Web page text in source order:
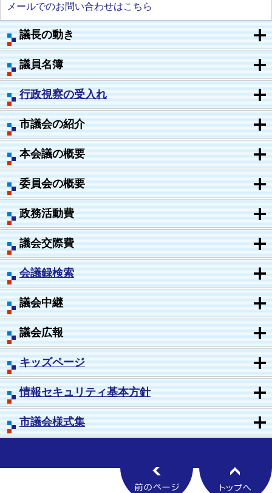
議長の動き
議員名簿
行政視察の受入れ
市議会の紹介
本会議の概要
委員会の概要
政務活動費
議会交際費
会議録検索
議会中継
議会広報
キッズページ
情報セキュリティ基本方針
市議会様式集
メールでのお問い合わせはこちら